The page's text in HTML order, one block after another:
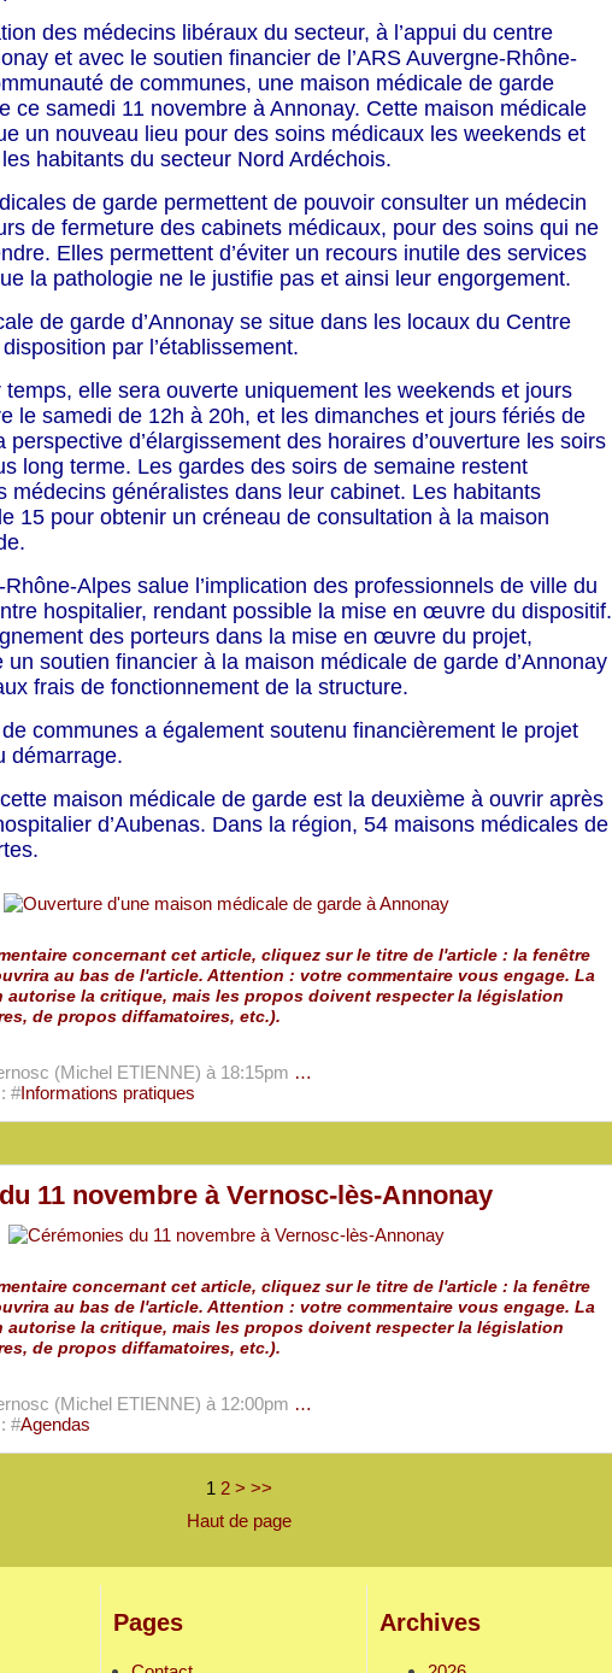
des médecins libéraux du secteur, à l’appui du centre
et avec le soutien financier de l’ARS Auvergne-Rhône-
de communes, une maison médicale de garde
ce samedi 11 novembre à Annonay. Cette maison médicale
un nouveau lieu pour des soins médicaux les weekends et
habitants du secteur Nord Ardéchois.
de garde permettent de pouvoir consulter un médecin
de fermeture des cabinets médicaux, pour des soins qui ne
Elles permettent d’éviter un recours inutile des services
la pathologie ne le justifie pas et ainsi leur engorgement.
de garde d’Annonay se situe dans les locaux du Centre
par l’établissement.
temps, elle sera ouverte uniquement les weekends et jours
le samedi de 12h à 20h, et les dimanches et jours fériés de
perspective d’élargissement des horaires d’ouverture les soirs
long terme. Les gardes des soirs de semaine restent
médecins généralistes dans leur cabinet. Les habitants
15 pour obtenir un créneau de consultation à la maison
Rhône-Alpes salue l’implication des professionnels de ville du
hospitalier, rendant possible la mise en œuvre du dispositif.
des porteurs dans la mise en œuvre du projet,
un soutien financier à la maison médicale de garde d’Annonay
frais de fonctionnement de la structure.
communes a également soutenu financièrement le projet
démarrage.
maison médicale de garde est la deuxième à ouvrir après
d’Aubenas. Dans la région, 54 maisons médicales de
concernant cet article, cliquez sur le titre de l'article : la fenêtre
au bas de l'article. Attention : votre commentaire vous engage. La
autorise la critique, mais les propos doivent respecter la législation
de propos diffamatoires, etc.).
(Michel ETIENNE) à 18:15pm …
#Informations pratiques
11 novembre à Vernosc-lès-Annonay
concernant cet article, cliquez sur le titre de l'article : la fenêtre
au bas de l'article. Attention : votre commentaire vous engage. La
autorise la critique, mais les propos doivent respecter la législation
de propos diffamatoires, etc.).
(Michel ETIENNE) à 12:00pm …
#Agendas
1 2 > >>
Haut de page
Pages Archives